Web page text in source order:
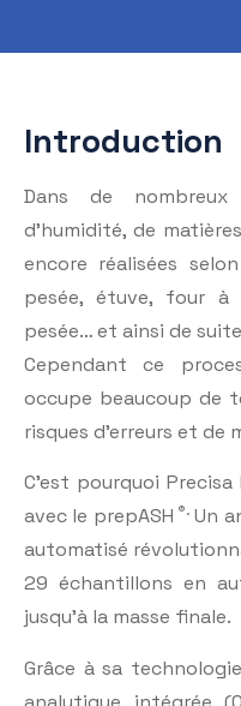
Introduction
Dans de nombreux
d’humidité, de
encore réalisées
pesée, étuve, four à
pesée… et ainsi de
Cependant ce
occupe beaucoup de
risques d’erreurs et de
C’est pourquoi
avec le prepASH ®.Un
automatisé
29 échantillons en
jusqu’à la masse finale.
Grâce à sa